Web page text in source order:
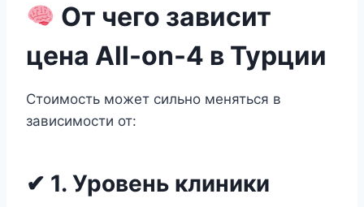
От чего зависит
цена All-on-4 в Турции
Стоимость может сильно меняться в
зависимости от:
✔ 1. Уровень клиники